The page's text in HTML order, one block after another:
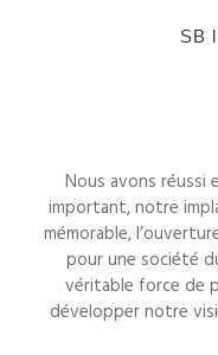
SB
Nous avons
important, notre
mémorable,
pour une société
véritable force de
développer notre